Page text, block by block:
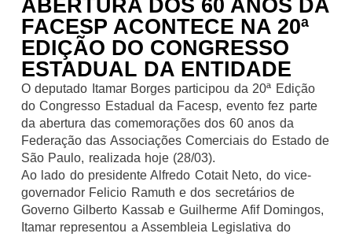
ABERTURA DOS 60 ANOS DA
FACESP ACONTECE NA 20ª
EDIÇÃO DO CONGRESSO
ESTADUAL DA ENTIDADE
O deputado Itamar Borges participou da 20ª Edição
do Congresso Estadual da Facesp, evento fez parte
da abertura das comemorações dos 60 anos da
Federação das Associações Comerciais do Estado de
São Paulo, realizada hoje (28/03).
Ao lado do presidente Alfredo Cotait Neto, do vice-
governador Felicio Ramuth e dos secretários de
Governo Gilberto Kassab e Guilherme Afif Domingos,
Itamar representou a Assembleia Legislativa do